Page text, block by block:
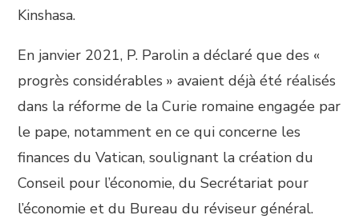
Kinshasa.
En janvier 2021, P. Parolin a déclaré que des «
progrès considérables » avaient déjà été réalisés
dans la réforme de la Curie romaine engagée par
le pape, notamment en ce qui concerne les
finances du Vatican, soulignant la création du
Conseil pour l’économie, du Secrétariat pour
l’économie et du Bureau du réviseur général.